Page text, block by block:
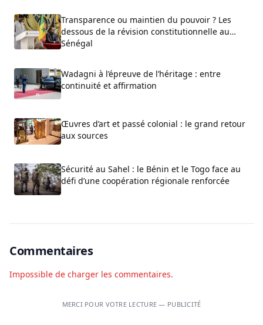
Transparence ou maintien du pouvoir ? Les
dessous de la révision constitutionnelle au
Sénégal
Wadagni à l’épreuve de l’héritage : entre
continuité et affirmation
Œuvres d’art et passé colonial : le grand retour
aux sources
Sécurité au Sahel : le Bénin et le Togo face au
défi d’une coopération régionale renforcée
Commentaires
Impossible de charger les commentaires.
MERCI POUR VOTRE LECTURE — PUBLICITÉ